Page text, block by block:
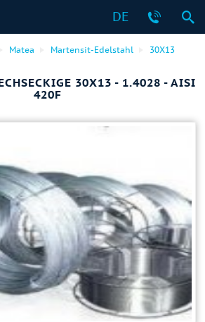
DE
Matea Martensit-Edelstahl 30X13
30X13 - 1.4028 - AISI
420F